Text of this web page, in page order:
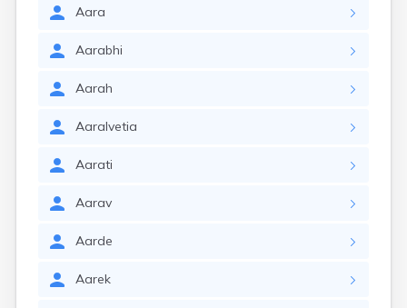
Aara
Aarabhi
Aarah
Aaralvetia
Aarati
Aarav
Aarde
Aarek